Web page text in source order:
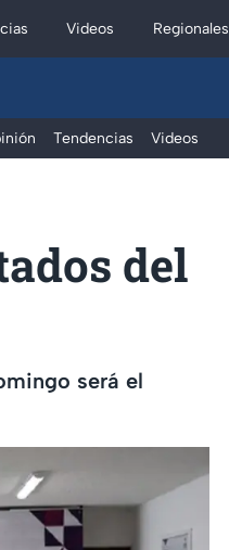
Videos Regionales
Tendencias Videos
del
será el